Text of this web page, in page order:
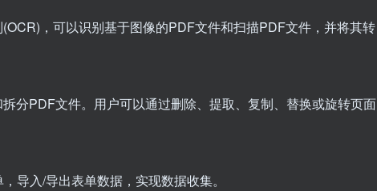
，可以识别基于图像的PDF文件和扫描PDF文件，并将其转
分PDF文件。用户可以通过删除、提取、复制、替换或旋转页面
导入/导出表单数据，实现数据收集。